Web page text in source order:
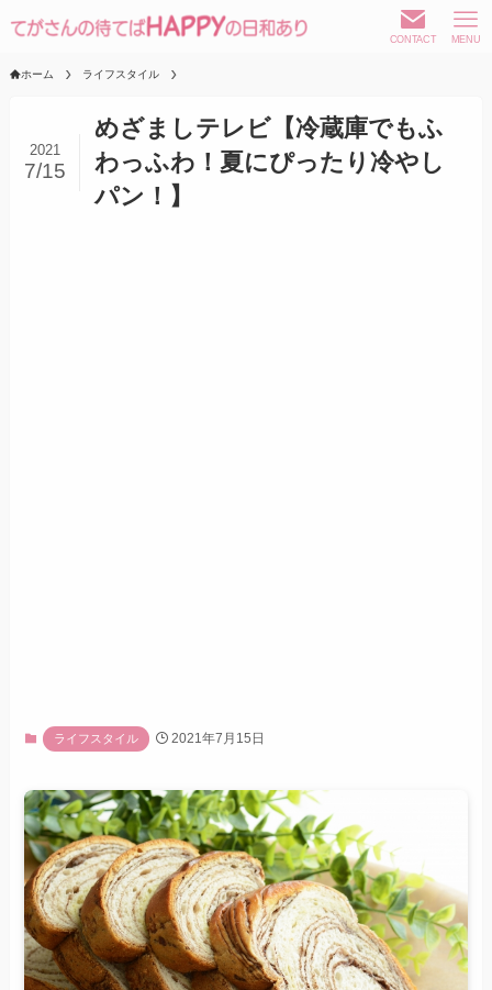
CONTACT MENU
ホーム ライフスタイル
めざましテレビ【冷蔵庫でもふ
わっふわ！夏にぴったり冷やし
パン！】
2021
7/15
ライフスタイル 2021年7月15日